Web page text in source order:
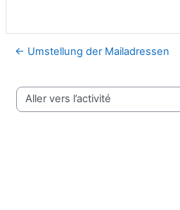
← Umstellung der Mailadressen
Aller vers l’activité